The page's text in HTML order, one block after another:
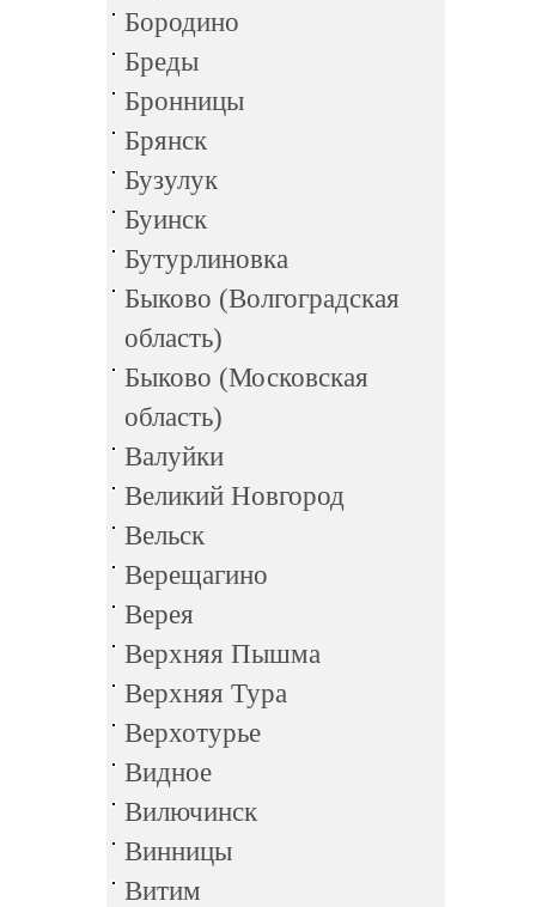
Бородино
Бреды
Бронницы
Брянск
Бузулук
Буинск
Бутурлиновка
Быково (Волгоградская
область)
Быково (Московская
область)
Валуйки
Великий Новгород
Вельск
Верещагино
Верея
Верхняя Пышма
Верхняя Тура
Верхотурье
Видное
Вилючинск
Винницы
Витим